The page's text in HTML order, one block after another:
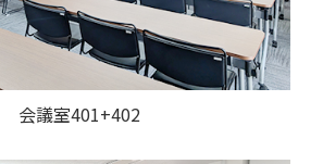
会議室401+402